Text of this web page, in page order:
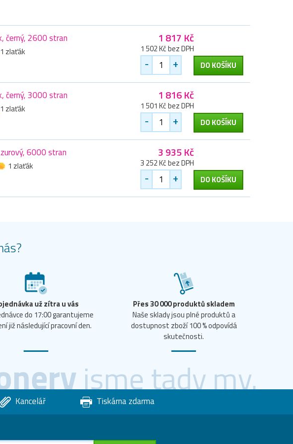
černý, 2600 stran
1 zlaťák
1 817 Kč
1 502 Kč bez DPH
- + DO KOŠÍKU
černý, 3000 stran
1 zlaťák
1 816 Kč
1 501 Kč bez DPH
- + DO KOŠÍKU
6000 stran
1 zlaťák
3 935 Kč
3 252 Kč bez DPH
- + DO KOŠÍKU
už zítra u vás
do 17:00 garantujeme
již následující pracovní den.
Přes 30 000 produktů skladem
Naše sklady jsou plné produktů a
dostupnost zboží 100 % odpovídá
skutečnosti.
jsme tady my.
Kancelář Tiskárna zdarma